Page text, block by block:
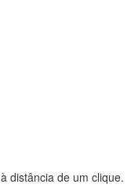
distância de um clique.